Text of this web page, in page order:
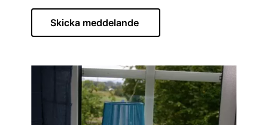
Skicka meddelande